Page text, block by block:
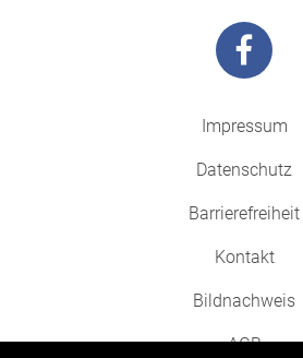
Impressum
Datenschutz
Barrierefreiheit
Kontakt
Bildnachweis
AGB